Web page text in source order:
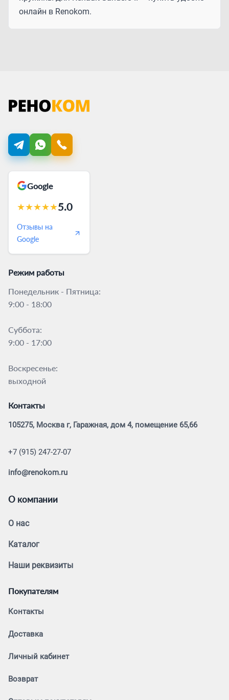
онлайн в Renokom.
Google
★★★★★5.0
Отзывы на
Google
Режим работы
Понедельник - Пятница:
9:00 - 18:00
Суббота:
9:00 - 17:00
Воскресенье:
выходной
Контакты
105275, Москва г, Гаражная, дом 4, помещение 65,66
+7 (915) 247-27-07
info@renokom.ru
О компании
О нас
Каталог
Наши реквизиты
Покупателям
Контакты
Доставка
Личный кабинет
Возврат